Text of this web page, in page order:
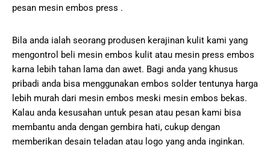
pesan mesin embos press .
Bila anda ialah seorang produsen kerajinan kulit kami yang
mengontrol beli mesin embos kulit atau mesin press embos
karna lebih tahan lama dan awet. Bagi anda yang khusus
pribadi anda bisa menggunakan embos solder tentunya harga
lebih murah dari mesin embos meski mesin embos bekas.
Kalau anda kesusahan untuk pesan atau pesan kami bisa
membantu anda dengan gembira hati, cukup dengan
memberikan desain teladan atau logo yang anda inginkan.